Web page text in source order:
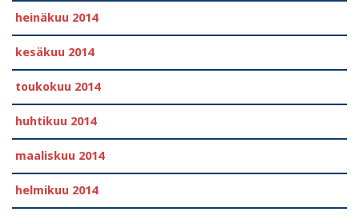
heinäkuu 2014
kesäkuu 2014
toukokuu 2014
huhtikuu 2014
maaliskuu 2014
helmikuu 2014